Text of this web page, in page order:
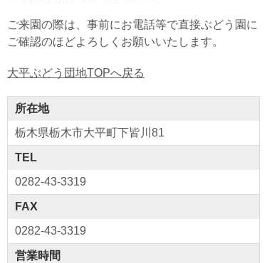
ご来園の際は、事前にお電話等で直接ぶどう園に
ご確認のほどよろしくお願いいたします。
大平ぶどう団地TOPへ戻る
所在地
栃木県栃木市大平町下皆川81
TEL
0282-43-3319
FAX
0282-43-3319
営業時間